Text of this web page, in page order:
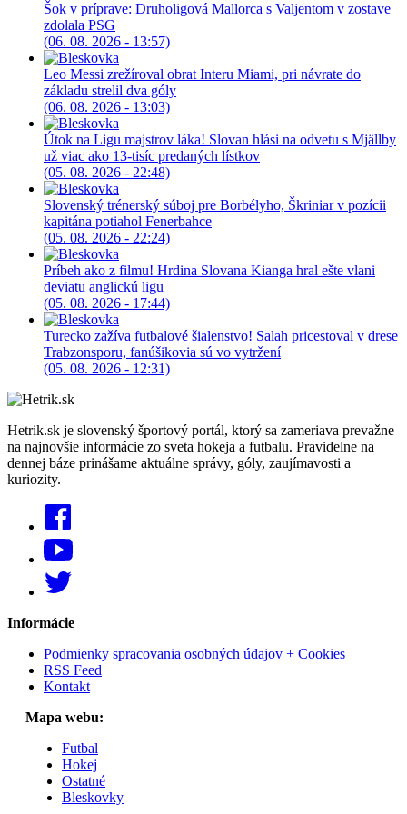
Šok v príprave: Druholigová Mallorca s Valjentom v zostave
zdolala PSG
(06. 08. 2026 - 13:57)
Leo Messi zrežíroval obrat Interu Miami, pri návrate do
základu strelil dva góly
(06. 08. 2026 - 13:03)
Útok na Ligu majstrov láka! Slovan hlási na odvetu s Mjällby
už viac ako 13-tisíc predaných lístkov
(05. 08. 2026 - 22:48)
Slovenský trénerský súboj pre Borbélyho, Škriniar v pozícii
kapitána potiahol Fenerbahce
(05. 08. 2026 - 22:24)
Príbeh ako z filmu! Hrdina Slovana Kianga hral ešte vlani
deviatu anglickú ligu
(05. 08. 2026 - 17:44)
Turecko zažíva futbalové šialenstvo! Salah pricestoval v drese
Trabzonsporu, fanúšikovia sú vo vytržení
(05. 08. 2026 - 12:31)
Hetrik.sk je slovenský športový portál, ktorý sa zameriava prevažne
na najnovšie informácie zo sveta hokeja a futbalu. Pravidelne na
dennej báze prinášame aktuálne správy, góly, zaujímavosti a
kuriozity.
Informácie
Podmienky spracovania osobných údajov + Cookies
RSS Feed
Kontakt
Mapa webu:
Futbal
Hokej
Ostatné
Bleskovky